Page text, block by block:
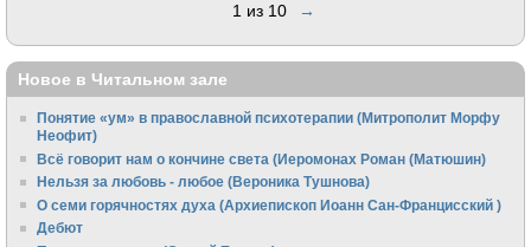
1 из 10 →
Новое в Читальном зале
Понятие «ум» в православной психотерапии (Митрополит Морфу
Неофит)
Всё говорит нам о кончине света (Иеромонах Роман (Матюшин)
Нельзя за любовь - любое (Вероника Тушнова)
О семи горячностях духа (Архиепископ Иоанн Сан-Францисский )
Дебют